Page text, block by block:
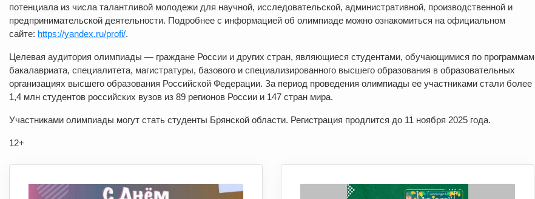
потенциала из числа талантливой молодежи для научной, исследовательской, административной, производственной и
предпринимательской деятельности. Подробнее с информацией об олимпиаде можно ознакомиться на официальном
сайте: https://yandex.ru/profi/.
Целевая аудитория олимпиады — граждане России и других стран, являющиеся студентами, обучающимися по программам
бакалавриата, специалитета, магистратуры, базового и специализированного высшего образования в образовательных
организациях высшего образования Российской Федерации. За период проведения олимпиады ее участниками стали более
1,4 млн студентов российских вузов из 89 регионов России и 147 стран мира.
Участниками олимпиады могут стать студенты Брянской области. Регистрация продлится до 11 ноября 2025 года.
12+